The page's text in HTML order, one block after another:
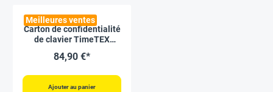
Meilleures ventes
Carton de confidentialité
de clavier TimeTEX
pièces
84,90 €*
Ajouter au panier